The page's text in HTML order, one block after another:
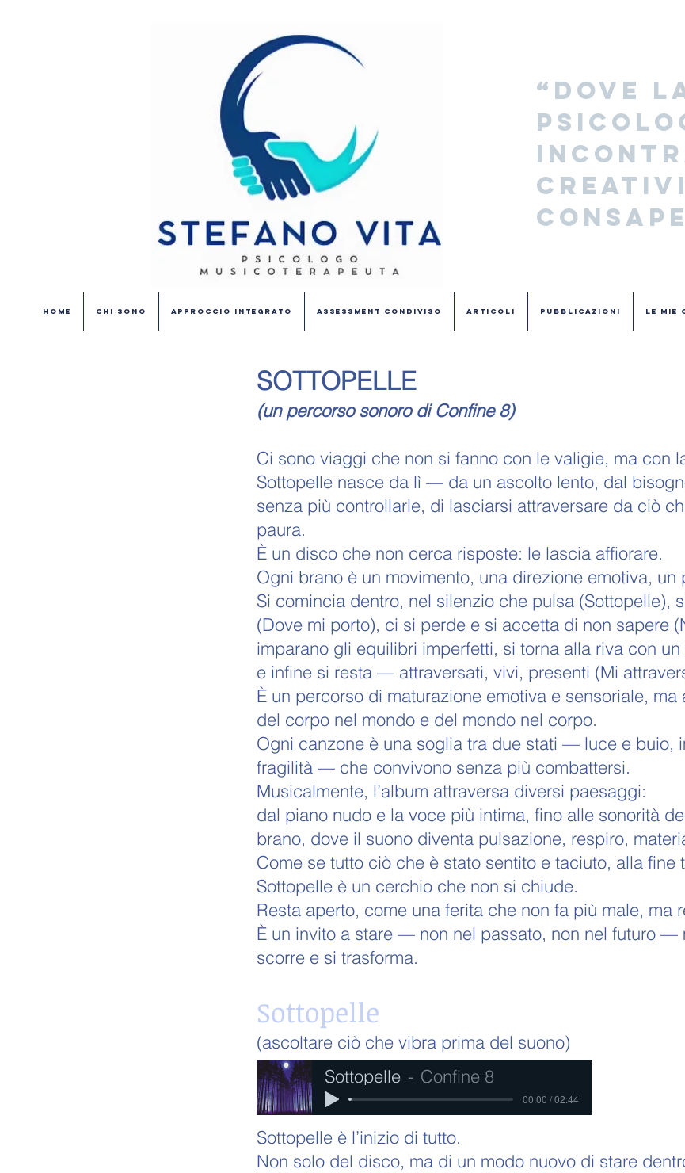
“Dove
Home Chi Sono Approccio Integrato Assessment Condiviso Articoli Pubblicazioni Le Mie
SOTTOPELLE
(un percorso sonoro di Confine 8)
Ci sono viaggi che non si fanno con le valigie, ma con
Sottopelle nasce da lì — da un ascolto lento, dal
senza più controllarle, di lasciarsi attraversare da ciò
paura.
È un disco che non cerca risposte: le lascia affiorare.
Ogni brano è un movimento, una direzione emotiva, un
Si comincia dentro, nel silenzio che pulsa (Sottopelle),
(Dove mi porto), ci si perde e si accetta di non sapere
imparano gli equilibri imperfetti, si torna alla riva con un
e infine si resta — attraversati, vivi, presenti (Mi
È un percorso di maturazione emotiva e sensoriale,
del corpo nel mondo e del mondo nel corpo.
Ogni canzone è una soglia tra due stati — luce e buio,
fragilità — che convivono senza più combattersi.
Musicalmente, l’album attraversa diversi paesaggi:
dal piano nudo e la voce più intima, fino alle sonorità
brano, dove il suono diventa pulsazione, respiro,
Come se tutto ciò che è stato sentito e taciuto, alla fine
Sottopelle è un cerchio che non si chiude.
Resta aperto, come una ferita che non fa più male, ma
È un invito a stare — non nel passato, non nel futuro —
scorre e si trasforma.
Sottopelle
(ascoltare ciò che vibra prima del suono)
Sottopelle è l’inizio di tutto.
Non solo del disco, ma di un modo nuovo di stare
Sottopelle Confine 8
00:00 / 02:44